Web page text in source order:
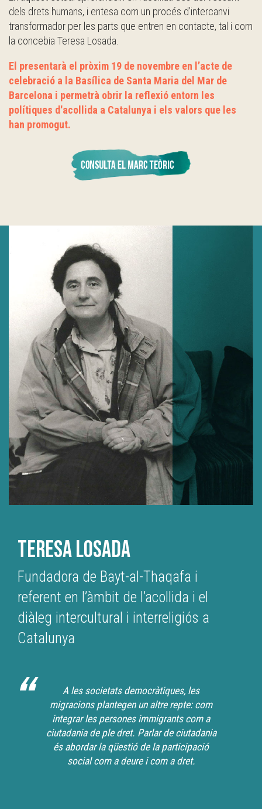
dels drets humans, i entesa com un procés d’intercanvi
transformador per les parts que entren en contacte, tal i com
la concebia Teresa Losada.
El presentarà el pròxim 19 de novembre en l’acte de
celebració a la Basílica de Santa Maria del Mar de
Barcelona i permetrà obrir la reflexió entorn les
polítiques d'acollida a Catalunya i els valors que les
han promogut.
TERESA LOSADA
Fundadora de Bayt-al-Thaqafa i
referent en l’àmbit de l’acollida i el
diàleg intercultural i interreligiós a
Catalunya
A les societats democràtiques, les
migracions plantegen un altre repte: com
integrar les persones immigrants com a
ciutadania de ple dret. Parlar de ciutadania
és abordar la qüestió de la participació
social com a deure i com a dret.